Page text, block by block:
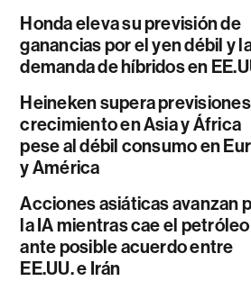
Honda eleva su previsión de
ganancias por el yen débil y
demanda de híbridos en
Heineken supera
crecimiento en Asia y África
pese al débil consumo en
y América
Acciones asiáticas avanzan
la IA mientras cae el petróleo
ante posible acuerdo entre
EE.UU. e Irán